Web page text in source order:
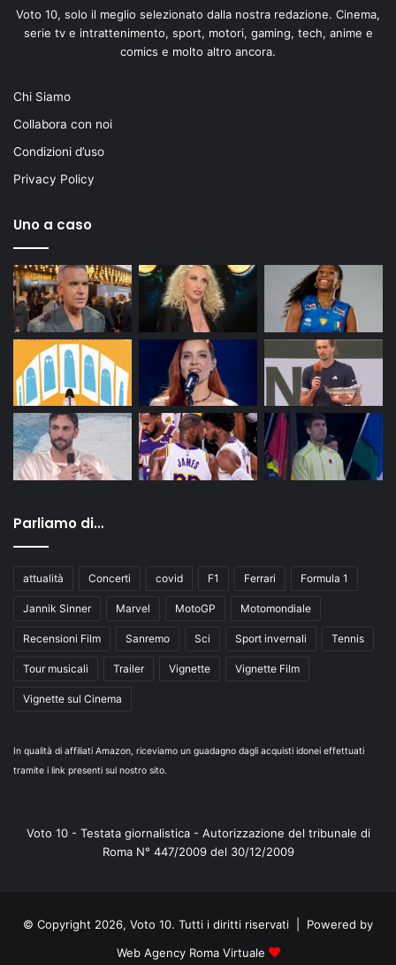
Voto 10, solo il meglio selezionato dalla nostra redazione. Cinema,
serie tv e intrattenimento, sport, motori, gaming, tech, anime e
comics e molto altro ancora.
Chi Siamo
Collabora con noi
Condizioni d’uso
Privacy Policy
Uno a caso
Parliamo di…
attualità Concerti covid F1 Ferrari Formula 1
Jannik Sinner Marvel MotoGP Motomondiale
Recensioni Film Sanremo Sci Sport invernali Tennis
Tour musicali Trailer Vignette Vignette Film
Vignette sul Cinema
In qualità di affiliati Amazon, riceviamo un guadagno dagli acquisti idonei effettuati
tramite i link presenti sul nostro sito.
Voto 10 - Testata giornalistica - Autorizzazione del tribunale di
Roma N° 447/2009 del 30/12/2009
© Copyright 2026, Voto 10. Tutti i diritti riservati | Powered by
Web Agency Roma Virtuale